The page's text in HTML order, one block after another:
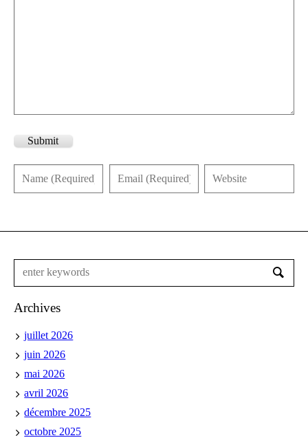
Submit
Archives
juillet 2026
juin 2026
mai 2026
avril 2026
décembre 2025
octobre 2025